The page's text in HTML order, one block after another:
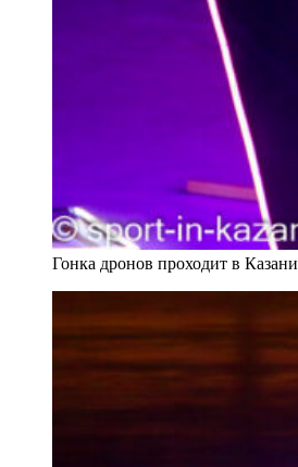
Гонка дронов проходит в Казани